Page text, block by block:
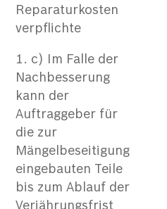
Reparaturkosten
verpflichte
c) Im Falle der
Nachbesserung
kann der
Auftraggeber für
die zur
Mängelbeseitigung
eingebauten Teile
bis zum Ablauf der
Verjährungsfrist